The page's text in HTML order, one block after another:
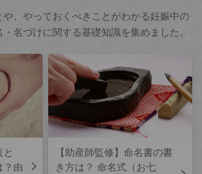
、やっておくべきことがわかる妊娠中の
名づけに関する基礎知識を集めました。
と
？由
【助産師監修】命名書の書
き方は？ 命名式（お七